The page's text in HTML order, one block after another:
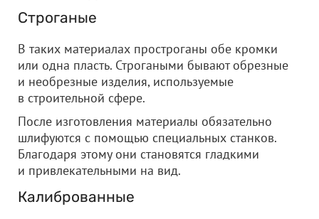
Строганые
В таких материалах простроганы обе кромки
или одна пласть. Строгаными бывают обрезные
и необрезные изделия, используемые
в строительной сфере.
После изготовления материалы обязательно
шлифуются с помощью специальных станков.
Благодаря этому они становятся гладкими
и привлекательными на вид.
Калиброванные